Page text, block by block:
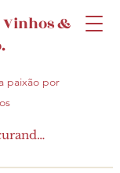
Vinhos &
paixão por